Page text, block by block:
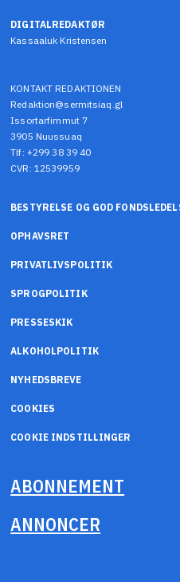
DIGITALREDAKTØR
Kassaaluk Kristensen
KONTAKT REDAKTIONEN
Redaktion@sermitsiaq.gl
Issortarfimmut 7
3905 Nuussuaq
Tlf: +299 38 39 40
CVR: 12539959
BESTYRELSE OG GOD
OPHAVSRET
PRIVATLIVSPOLITIK
SPROGPOLITIK
PRESSESKIK
ALKOHOLPOLITIK
NYHEDSBREVE
COOKIES
COOKIE INDSTILLINGER
ABONNEMENT
ANNONCER